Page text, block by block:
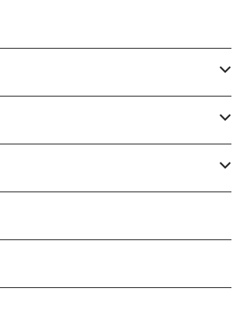
CLUB